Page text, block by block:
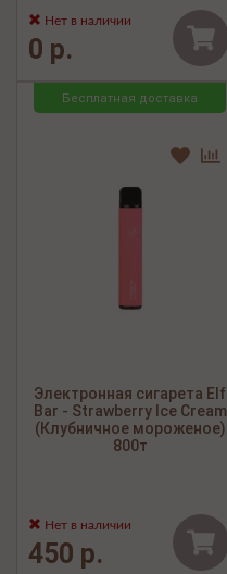
Нет в наличии
0 р.
Бесплатная доставка
Электронная сигарета Elf
Bar - Strawberry Ice Cream
(Клубничное мороженое)
800т
Нет в наличии
450 р.